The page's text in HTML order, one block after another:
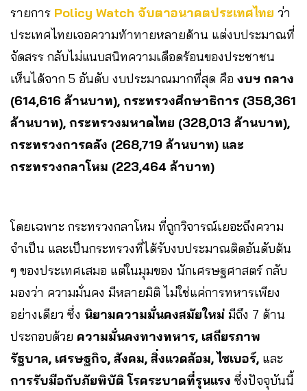
รายการ Policy Watch จับตาอนาคตประเทศไทย ว่า
ประเทศไทยเจอความท้าทายหลายด้าน แต่งบประมาณที่
จัดสรร กลับไม่แนบสนิทความเดือดร้อนของประชาชน
เห็นได้จาก 5 อันดับ งบประมาณมากที่สุด คือ งบฯ กลาง
(614,616 ล้านบาท), กระทรวงศึกษาธิการ (358,361
ล้านบาท), กระทรวงมหาดไทย (328,013 ล้านบาท),
กระทรวงการคลัง (268,719 ล้านบาท) และ
กระทรวงกลาโหม (223,464 ล้าบาท)
โดยเฉพาะ กระทรวงกลาโหม ที่ถูกวิจารณ์เยอะถึงความ
จำเป็น และเป็นกระทรวงที่ได้รับงบประมาณติดอันดับต้น
ๆ ของประเทศเสมอ แต่ในมุมของ นักเศรษฐศาสตร์ กลับ
มองว่า ความมั่นคง มีหลายมิติ ไม่ใช่แค่การทหารเพียง
อย่างเดียว ซึ่ง นิยามความมั่นคงสมัยใหม่ มีถึง 7 ด้าน
ประกอบด้วย ความมั่นคงทางทหาร, เสถียรภาพ
รัฐบาล, เศรษฐกิจ, สังคม, สิ่งแวดล้อม, ไซเบอร์, และ
การรับมือกับภัยพิบัติ โรคระบาดที่รุนแรง ซึ่งปัจจุบันนี้